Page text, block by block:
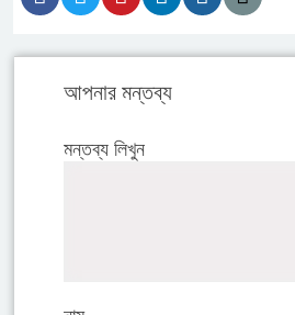
আপনার মন্তব্য
মন্তব্য লিখুন